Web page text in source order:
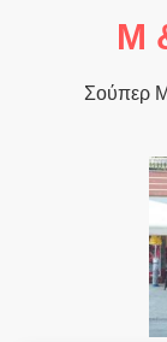
M
Σούπερ